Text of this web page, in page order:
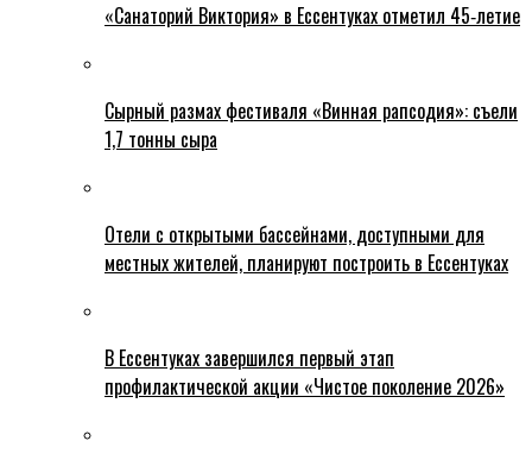
«Санаторий Виктория» в Ессентуках отметил 45‑летие
Сырный размах фестиваля «Винная рапсодия»: съели
1,7 тонны сыра
Отели с открытыми бассейнами, доступными для
местных жителей, планируют построить в Ессентуках
В Ессентуках завершился первый этап
профилактической акции «Чистое поколение 2026»